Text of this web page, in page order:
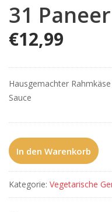
31
€12,99
Hausgemachter
Sauce
In den Warenkorb
Kategorie: Vegetarische